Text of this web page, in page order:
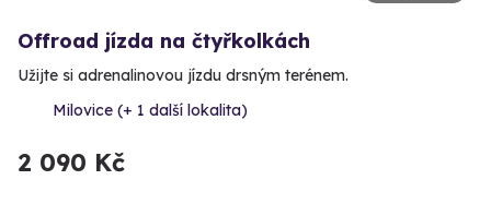
Offroad jízda na čtyřkolkách
Užijte si adrenalinovou jízdu drsným terénem.
Milovice (+ 1 další lokalita)
2 090 Kč